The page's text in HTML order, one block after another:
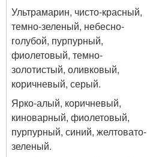
Ультрамарин, чисто-красный,
темно-зеленый, небесно-
голубой, пурпурный,
фиолетовый, темно-
золотистый, оливковый,
коричневый, серый.
Ярко-алый, коричневый,
киноварный, фиолетовый,
пурпурный, синий, желтовато-
зеленый.